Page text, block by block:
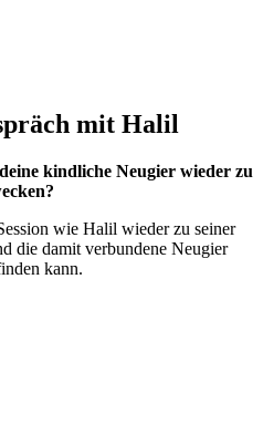
mit Halil
kindliche Neugier wieder zu
wie Halil wieder zu seiner
die damit verbundene Neugier
kann.